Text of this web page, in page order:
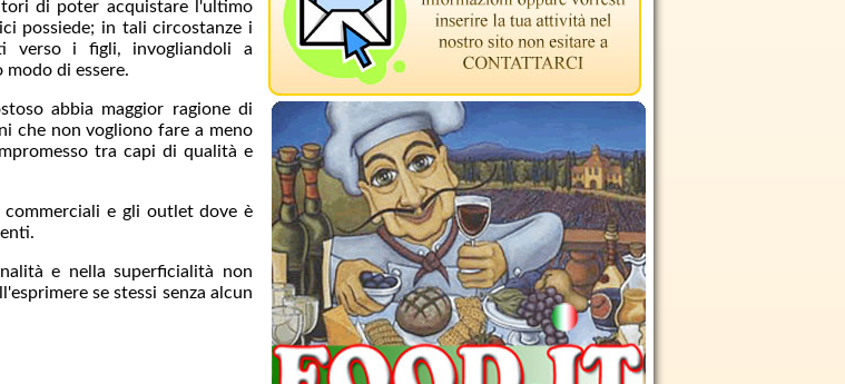
di poter acquistare l'ultimo
possiede; in tali circostanze i
verso i figli, invogliandoli a
di essere.
abbia maggior ragione di
che non vogliono fare a meno
tra capi di qualità e
e gli outlet dove è
e nella superficialità non
se stessi senza alcun